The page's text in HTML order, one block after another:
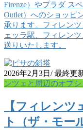
Firenze）やプラダ ス
Outlet）へのショッピ
承ります。フィレン
ェッラ駅、フィレン
送りいたします。
2026年2月3日 / 最終更
ンツェと周辺のオプ
【フィレン
ト（ザ・モー